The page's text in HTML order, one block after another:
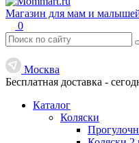
Магазин для мам и
0
Москва
Бесплатная доставка -
Каталог
Коляски